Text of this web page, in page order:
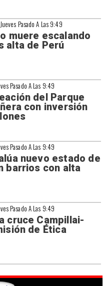
Pasado A Las 9:49
muere escalando
alta de Perú
Pasado A Las 9:49
del Parque
con inversión
Pasado A Las 9:49
nuevo estado de
barrios con alta
Pasado A Las 9:49
cruce Campillai-
de Ética